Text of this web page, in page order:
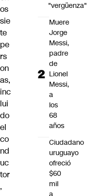
os
sie
te
pe
rs
on
as,
inc
lui
do
el
co
nd
uc
tor
,
"vergüenza"
Muere
Jorge
Messi,
padre
de
Lionel
Messi,
a
los
68
años
Ciudadano
uruguayo
ofreció
$60
mil
a